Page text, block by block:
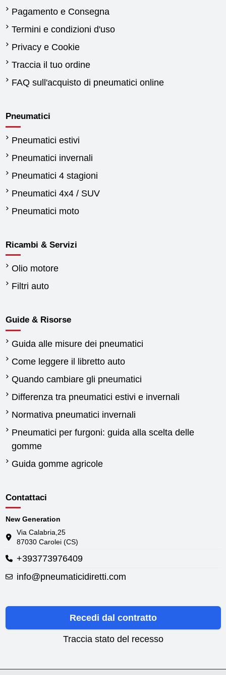
Pagamento e Consegna
Termini e condizioni d'uso
Privacy e Cookie
Traccia il tuo ordine
FAQ sull'acquisto di pneumatici online
Pneumatici
Pneumatici estivi
Pneumatici invernali
Pneumatici 4 stagioni
Pneumatici 4x4 / SUV
Pneumatici moto
Ricambi & Servizi
Olio motore
Filtri auto
Guide & Risorse
Guida alle misure dei pneumatici
Come leggere il libretto auto
Quando cambiare gli pneumatici
Differenza tra pneumatici estivi e invernali
Normativa pneumatici invernali
Pneumatici per furgoni: guida alla scelta delle
gomme
Guida gomme agricole
Contattaci
New Generation
Via Calabria,25
87030 Carolei (CS)
+393773976409
info@pneumaticidiretti.com
Recedi dal contratto
Traccia stato del recesso